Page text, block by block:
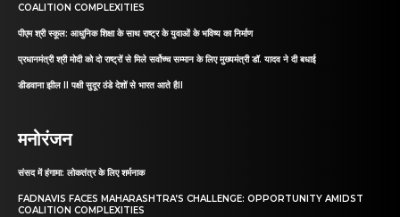
COALITION COMPLEXITIES
पीएम श्री स्कूल: आधुनिक शिक्षा के साथ राष्ट्र के युवाओं के भविष्य का निर्माण
प्रधानमंत्री श्री मोदी को दो राष्ट्रों से मिले सर्वोच्च सम्मान के लिए मुख्यमंत्री डॉ. यादव ने दी बधाई
डीडवाना झील II पक्षी सुदूर ठंडे देशों से भारत आते हैII
मनोरंजन
संसद में हंगामा: लोकतंत्र के लिए शर्मनाक
FADNAVIS FACES MAHARASHTRA’S CHALLENGE: OPPORTUNITY AMIDST
COALITION COMPLEXITIES